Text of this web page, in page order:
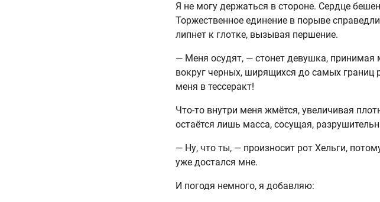
Я не могу держаться в стороне. Сердце
Торжественное единение в порыве
липнет к глотке, вызывая першение.
— Меня осудят, — стонет девушка, принимая
вокруг черных, ширящихся до самых
меня в тессеракт!
Что-то внутри меня жмётся, увеличивая
остаётся лишь масса, сосущая,
— Ну, что ты, — произносит рот Хельги,
уже достался мне.
И погодя немного, я добавляю: